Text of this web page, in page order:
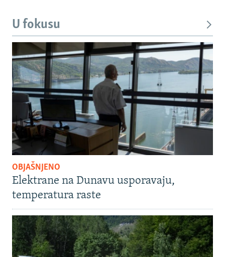
U fokusu
OBJAŠNJENO
Elektrane na Dunavu usporavaju,
temperatura raste